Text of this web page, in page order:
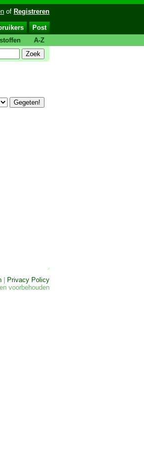
of Registreren
Post
A-Z
Privacy Policy
voorbehouden